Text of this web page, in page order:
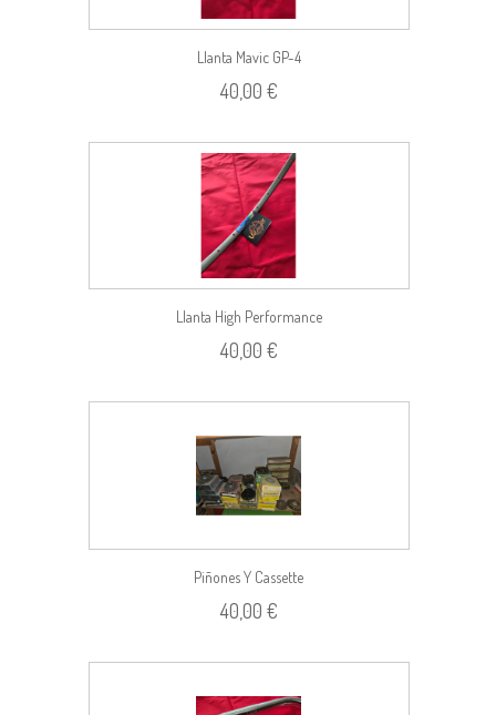
Llanta Mavic GP-4
40,00 €
Llanta High Performance
40,00 €
Piñones Y Cassette
40,00 €